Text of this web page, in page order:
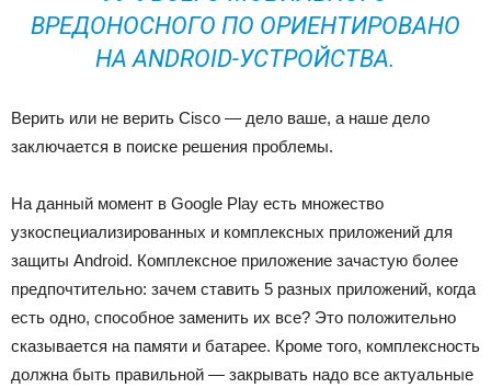
ВРЕДОНОСНОГО ПО ОРИЕНТИРОВАНО
НА ANDROID-УСТРОЙСТВА.
Верить или не верить Cisco — дело ваше, а наше дело
заключается в поиске решения проблемы.
На данный момент в Google Play есть множество
узкоспециализированных и комплексных приложений для
защиты Android. Комплексное приложение зачастую более
предпочтительно: зачем ставить 5 разных приложений, когда
есть одно, способное заменить их все? Это положительно
сказывается на памяти и батарее. Кроме того, комплексность
должна быть правильной — закрывать надо все актуальные